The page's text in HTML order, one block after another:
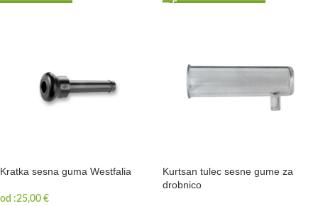
Kratka sesna guma Westfalia
od :25,00 €
Kurtsan tulec sesne gume za
drobnico